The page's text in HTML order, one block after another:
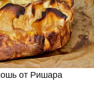
от Ришара